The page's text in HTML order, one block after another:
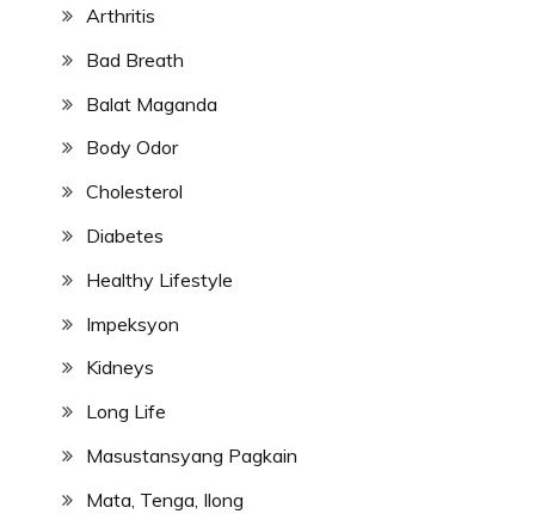
Arthritis
Bad Breath
Balat Maganda
Body Odor
Cholesterol
Diabetes
Healthy Lifestyle
Impeksyon
Kidneys
Long Life
Masustansyang Pagkain
Mata, Tenga, Ilong